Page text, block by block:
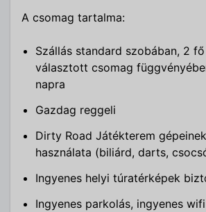
A csomag tartalma:
Szállás standard szobában, 2
választott csomag
napra
Gazdag reggeli
Dirty Road Játékterem
használata (biliárd, darts,
Ingyenes helyi túratérképek
Ingyenes parkolás, ingyenes